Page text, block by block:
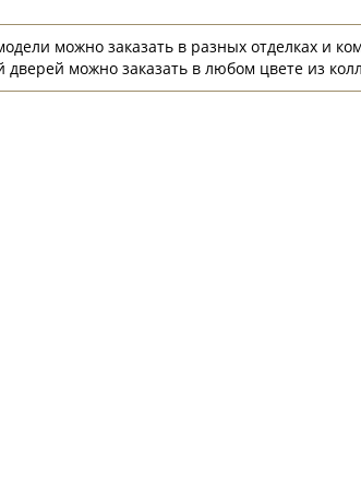
можно заказать в разных отделках и
можно заказать в любом цвете из